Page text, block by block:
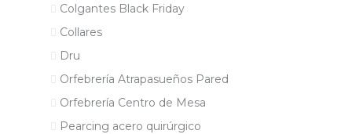
Colgantes Black Friday
Collares
Dru
Orfebrería Atrapasueños Pared
Orfebrería Centro de Mesa
Pearcing acero quirúrgico